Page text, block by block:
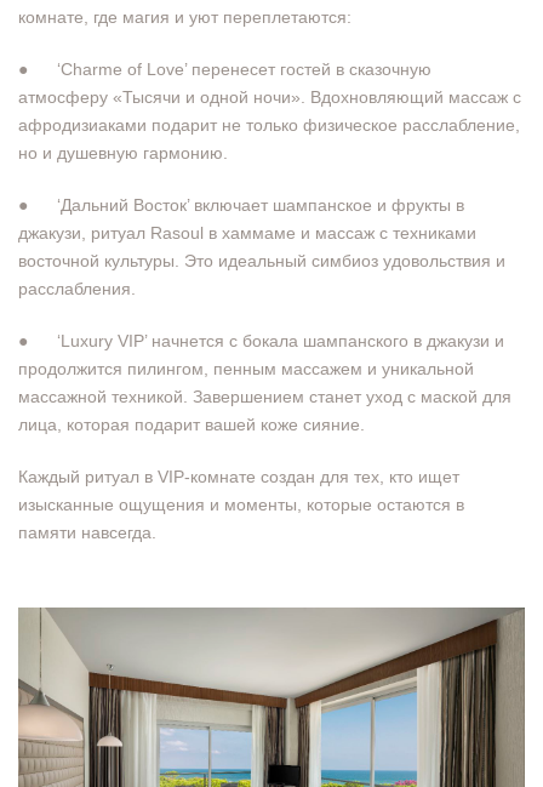
комнате, где магия и уют переплетаются:
● ‘Charme of Love’ перенесет гостей в сказочную
атмосферу «Тысячи и одной ночи». Вдохновляющий массаж с
афродизиаками подарит не только физическое расслабление,
но и душевную гармонию.
● ‘Дальний Восток’ включает шампанское и фрукты в
джакузи, ритуал Rasoul в хаммаме и массаж с техниками
восточной культуры. Это идеальный симбиоз удовольствия и
расслабления.
● ‘Luxury VIP’ начнется с бокала шампанского в джакузи и
продолжится пилингом, пенным массажем и уникальной
массажной техникой. Завершением станет уход с маской для
лица, которая подарит вашей коже сияние.
Каждый ритуал в VIP-комнате создан для тех, кто ищет
изысканные ощущения и моменты, которые остаются в
памяти навсегда.